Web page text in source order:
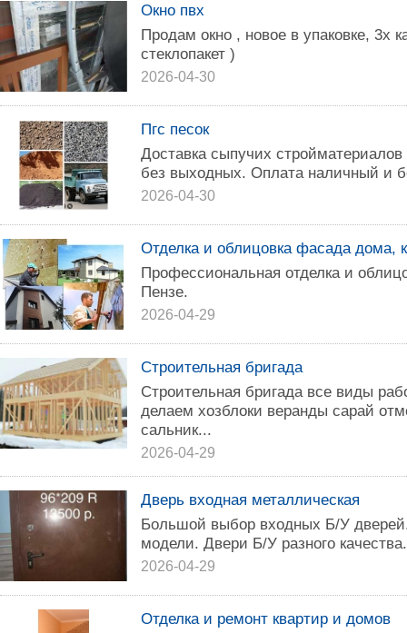
Окно пвх
Продам окно , новое в упаковке,
стеклопакет )
2026-04-30
Пгс песок
Доставка сыпучих
без выходных. Оплата наличный и
2026-04-30
Отделка и облицовка фасада дома,
Профессиональная отделка и
Пензе.
2026-04-29
Строительная бригада
Строительная бригада все виды
делаем хозблоки веранды сарай
сальник...
2026-04-29
Дверь входная металлическая
Большой выбор входных Б/У
модели. Двери Б/У разного качества.
2026-04-29
Отделка и ремонт квартир и домов